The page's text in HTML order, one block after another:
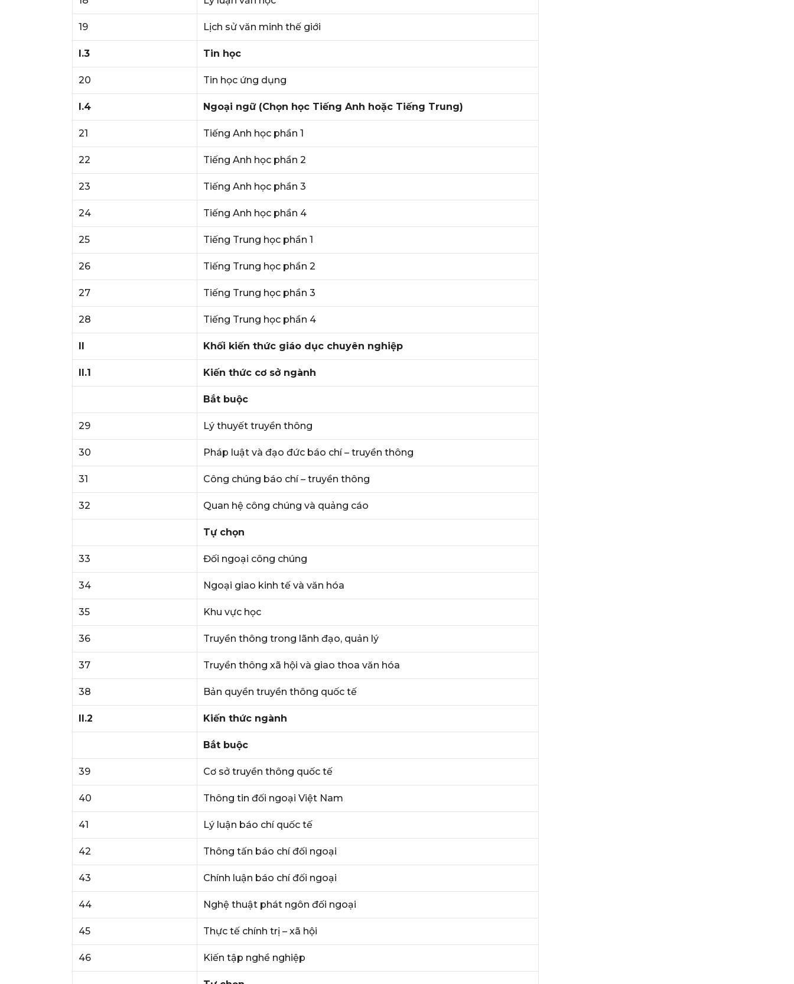
19 Lịch sử văn minh thế giới
I.3 Tin học
20 Tin học ứng dụng
I.4 Ngoại ngữ (Chọn học Tiếng Anh hoặc Tiếng Trung)
21 Tiếng Anh học phần 1
22 Tiếng Anh học phần 2
23 Tiếng Anh học phần 3
24 Tiếng Anh học phần 4
25 Tiếng Trung học phần 1
26 Tiếng Trung học phần 2
27 Tiếng Trung học phần 3
28 Tiếng Trung học phần 4
II Khối kiến thức giáo dục chuyên nghiệp
II.1 Kiến thức cơ sở ngành
Bắt buộc
29 Lý thuyết truyền thông
30 Pháp luật và đạo đức báo chí – truyền thông
31 Công chúng báo chí – truyền thông
32 Quan hệ công chúng và quảng cáo
Tự chọn
33 Đối ngoại công chúng
34 Ngoại giao kinh tế và văn hóa
35 Khu vực học
36 Truyền thông trong lãnh đạo, quản lý
37 Truyền thông xã hội và giao thoa văn hóa
38 Bản quyền truyền thông quốc tế
II.2 Kiến thức ngành
Bắt buộc
39 Cơ sở truyền thông quốc tế
40 Thông tin đối ngoại Việt Nam
41 Lý luận báo chí quốc tế
42 Thông tấn báo chí đối ngoại
43 Chính luận báo chí đối ngoại
44 Nghệ thuật phát ngôn đối ngoại
45 Thực tế chính trị – xã hội
46 Kiến tập nghề nghiệp